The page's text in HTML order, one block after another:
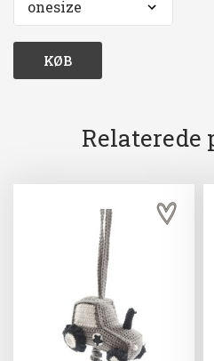
KØB
Relaterede